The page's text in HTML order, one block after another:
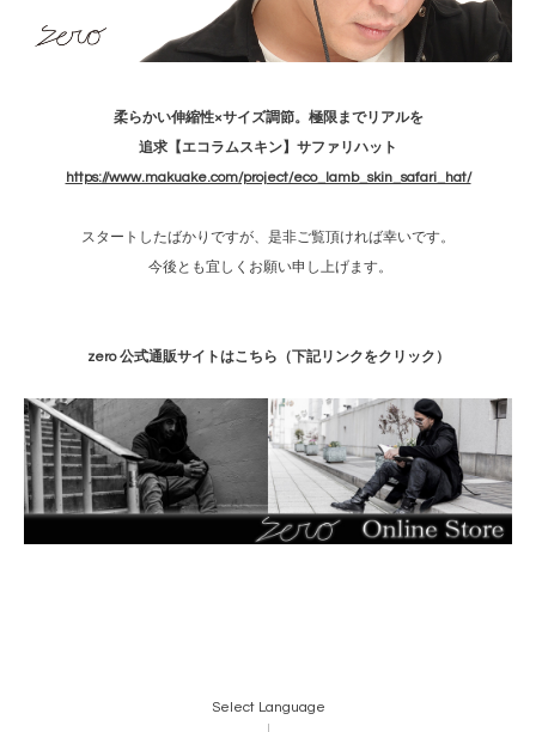
柔らかい伸縮性×サイズ調節。極限までリアルを
追求【エコラムスキン】サファリハット
https://www.makuake.com/project/eco_lamb_skin_safari_hat/
スタートしたばかりですが、是非ご覧頂ければ幸いです。
今後とも宜しくお願い申し上げます。
zero 公式通販サイトはこちら（下記リンクをクリック）
Select Language